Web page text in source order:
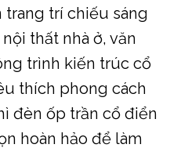
trí chiếu sáng
thất nhà ở, văn
trình kiến trúc cổ
thích phong cách
đèn ốp trần cổ điển
hoàn hảo để làm